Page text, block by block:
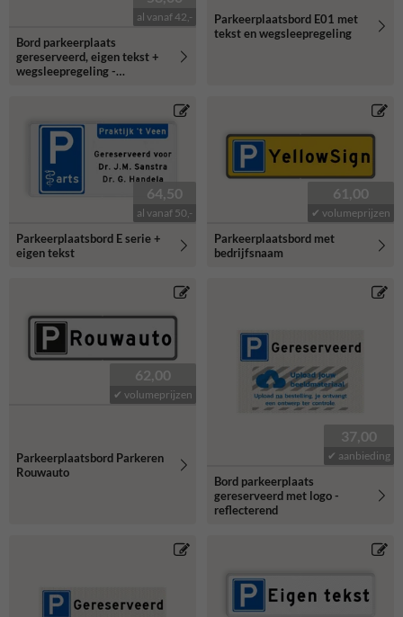
al vanaf 42,-
Bord parkeerplaats
gereserveerd, eigen tekst +
wegsleepregeling -
Parkeerplaatsbord E01 met
tekst en wegsleepregeling
64,50
al vanaf 50,-
Parkeerplaatsbord E serie +
eigen tekst
61,00
✔ volumeprijzen
Parkeerplaatsbord met
bedrijfsnaam
62,00
✔ volumeprijzen
Parkeerplaatsbord Parkeren
Rouwauto
37,00
✔ aanbieding
Bord parkeerplaats
gereserveerd met logo -
reflecterend